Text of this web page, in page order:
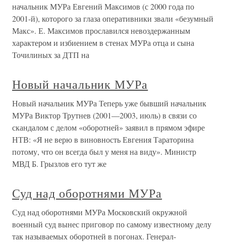
начальник МУРа Евгений Максимов (с 2000 года по
2001-й), которого за глаза оперативники звали «безумный
Макс». Е. Максимов прославился невоздержанным
характером и избиением в стенах МУРа отца и сына
Точилиных за ДТП на
Новый начальник МУРа
Новый начальник МУРа Теперь уже бывший начальник
МУРа Виктор Трутнев (2001—2003, июль) в связи со
скандалом с делом «оборотней» заявил в прямом эфире
НТВ: «Я не верю в виновность Евгения Тараторина
потому, что он всегда был у меня на виду». Министр
МВД Б. Грызлов его тут же
Суд над оборотнями МУРа
Суд над оборотнями МУРа Московский окружной
военный суд вынес приговор по самому известному делу
так называемых оборотней в погонах. Генерал-